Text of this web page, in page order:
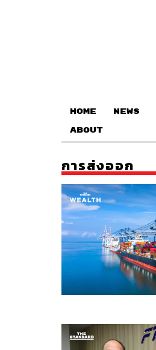
HOME NEWS
ABOUT
การส่งออก